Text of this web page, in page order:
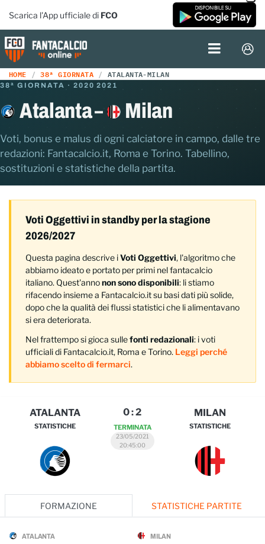
Scarica l'App ufficiale di FCO
HOME 38ª GIORNATA ATALANTA-MILAN
38ª GIORNATA · 2020 2021
Atalanta – Milan
Voti, bonus e malus di ogni calciatore in campo, dalle tre
redazioni: Fantacalcio.it, Roma e Torino. Tabellino,
sostituzioni e statistiche della partita.
Voti Oggettivi in standby per la stagione
2026/2027
Questa pagina descrive iVoti Oggettivi, l'algoritmo che
abbiamo ideato e portato per primi nel fantacalcio
italiano. Quest'annonon sono disponibili: li stiamo
rifacendo insieme a Fantacalcio.it su basi dati più solide,
dopo che la qualità dei flussi statistici che li alimentavano
si era deteriorata.
Nel frattempo si gioca sullefonti redazionali: i voti
ufficiali di Fantacalcio.it, Roma e Torino. Leggi perché
abbiamo scelto di fermarci.
ATALANTA
STATISTICHE
0:2
TERMINATA
23/05/2021
20:45:00
MILAN
STATISTICHE
FORMAZIONE STATISTICHE PARTITE
ATALANTA MILAN